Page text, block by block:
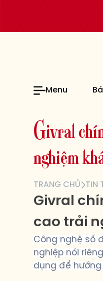
Menu
Givral chí
nghiệm kh
TRANG CHỦ TIN
Givral
cao trải
Công nghệ số
nghiệp nói
dụng để